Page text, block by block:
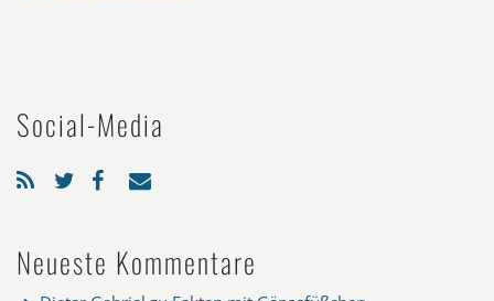
Social-Media
Neueste Kommentare